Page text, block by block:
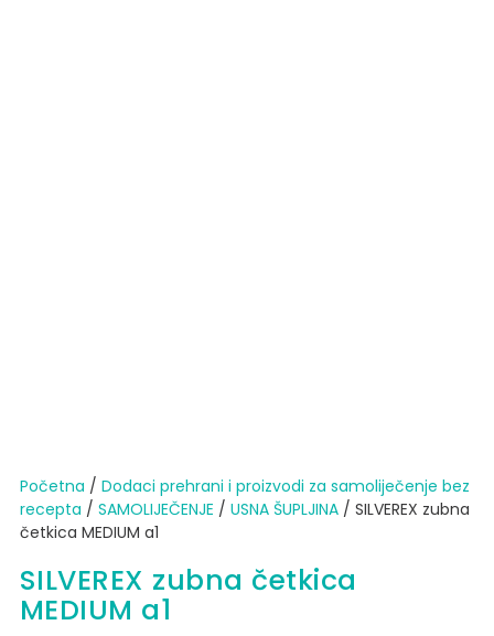
Početna / Dodaci prehrani i proizvodi za samoliječenje bez
recepta / SAMOLIJEČENJE / USNA ŠUPLJINA/ SILVEREX zubna
četkica MEDIUM a1
SILVEREX zubna četkica
MEDIUM a1